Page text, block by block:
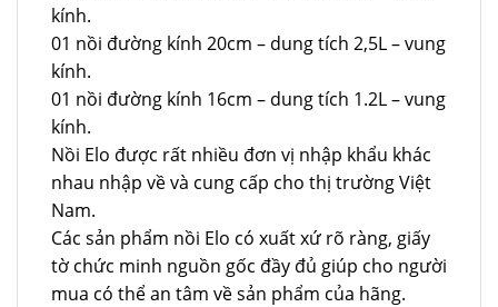
kính.
01 nồi đường kính 20cm – dung tích 2,5L – vung
kính.
01 nồi đường kính 16cm – dung tích 1.2L – vung
kính.
Nồi Elo được rất nhiều đơn vị nhập khẩu khác
nhau nhập về và cung cấp cho thị trường Việt
Nam.
Các sản phẩm nồi Elo có xuất xứ rõ ràng, giấy
tờ chức minh nguồn gốc đầy đủ giúp cho người
mua có thể an tâm về sản phẩm của hãng.